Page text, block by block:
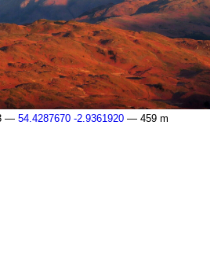
— 54.4287670 -2.9361920— 459 m